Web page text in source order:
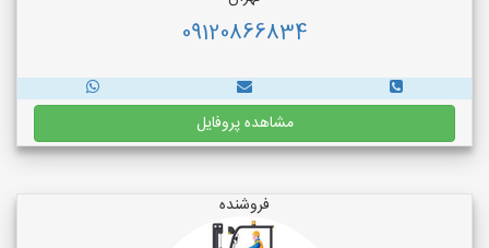
09120866834
مشاهده پروفایل
فروشنده